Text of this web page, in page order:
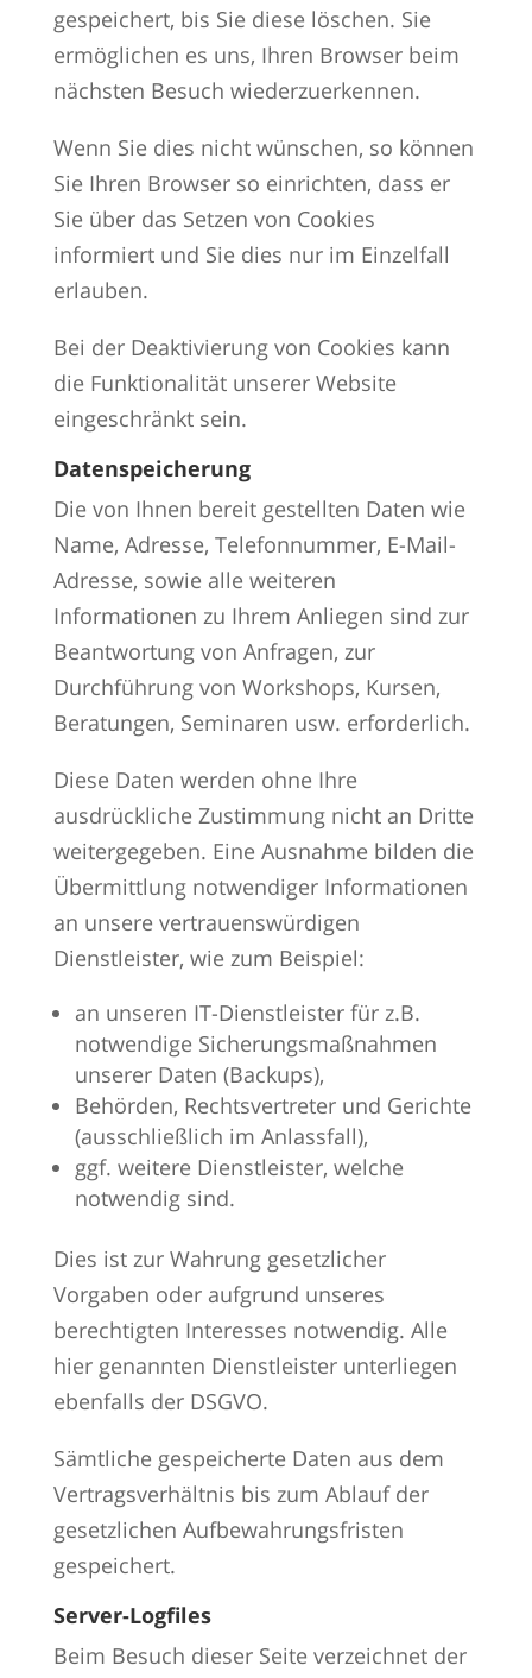
gespeichert, bis Sie diese löschen. Sie
ermöglichen es uns, Ihren Browser beim
nächsten Besuch wiederzuerkennen.
Wenn Sie dies nicht wünschen, so können
Sie Ihren Browser so einrichten, dass er
Sie über das Setzen von Cookies
informiert und Sie dies nur im Einzelfall
erlauben.
Bei der Deaktivierung von Cookies kann
die Funktionalität unserer Website
eingeschränkt sein.
Datenspeicherung
Die von Ihnen bereit gestellten Daten wie
Name, Adresse, Telefonnummer, E-Mail-
Adresse, sowie alle weiteren
Informationen zu Ihrem Anliegen sind zur
Beantwortung von Anfragen, zur
Durchführung von Workshops, Kursen,
Beratungen, Seminaren usw. erforderlich.
Diese Daten werden ohne Ihre
ausdrückliche Zustimmung nicht an Dritte
weitergegeben. Eine Ausnahme bilden die
Übermittlung notwendiger Informationen
an unsere vertrauenswürdigen
Dienstleister, wie zum Beispiel:
an unseren IT-Dienstleister für z.B.
notwendige Sicherungsmaßnahmen
unserer Daten (Backups),
Behörden, Rechtsvertreter und Gerichte
(ausschließlich im Anlassfall),
ggf. weitere Dienstleister, welche
notwendig sind.
Dies ist zur Wahrung gesetzlicher
Vorgaben oder aufgrund unseres
berechtigten Interesses notwendig. Alle
hier genannten Dienstleister unterliegen
ebenfalls der DSGVO.
Sämtliche gespeicherte Daten aus dem
Vertragsverhältnis bis zum Ablauf der
gesetzlichen Aufbewahrungsfristen
gespeichert.
Server-Logfiles
Beim Besuch dieser Seite verzeichnet der